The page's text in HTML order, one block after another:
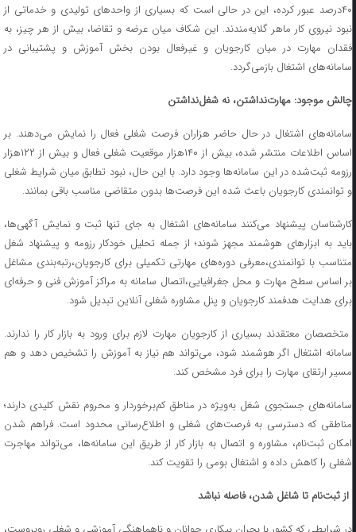
۴۰درصد عبور کرده، این در حالی است که بسیاری از واحدهای تولیدی و خدماتی از
نبود نیروی کار ماهر گلایه‌مندند. این شکاف میان عرضه و تقاضا، بیش از هر چیز، به
فقدان مهارت در میان کارجویان و غیرفعال بودن بخش آموزش و پشتیبانی در
سامانه‌های اشتغال بازمی‌گردد.
چالش موجود: مهارت‌نداشتن، نه شغل‌نداشتن
سامانه‌های اشتغال در حال حاضر هزاران فرصت شغلی فعال را نمایش می‌دهند. بر
اساس اطلاعات منتشر شده، بیش از ۱۴۰هزار موقعیت شغلی فعال و بیش از ۱۲۲هزار
رزومه ثبت‌شده در این سامانه‌ها وجود دارد. با این حال، نبود تطابق میان شرایط شغلی
و توانمندی کارجویان باعث شده این فرصت‌ها بدون متقاضی مناسب باقی بمانند.
کارشناسان پیشنهاد می‌کنند سامانه‌های اشتغال به جای تنها ثبت و نمایش آگهی‌ها،
باید به ابزارهای هوشمند مجهز شوند؛ از جمله تحلیل خودکار رزومه و پیشنهاد شغل
متناسب با توانمندی،معرفی دوره‌های مهارتی تکمیلی برای کارجویان،رتبه‌بندی مشاغل
بر اساس سطح مهارت و محل جغرافیایی،اتصال سامانه به مراکز آموزش فنی و حرفه‌ای
برای هدایت هدفمند کارجویان و پنل مشاوره شغلی آنلاین تبدیل شود.
متخصصان معتقدند بسیاری از کارجویان مهارت لازم برای ورود به بازار کار را ندارند.
سامانه اشتغال اگر هوشمند شود، می‌تواند هم نیاز به آموزش را تشخیص دهد و هم
مسیر ارتقای مهارت را برای فرد مشخص کند.
سامانه‌های جستجوی شغل به‌ویژه در مناطق کم‌برخوردار و محروم نقش کلیدی دارند؛
مناطقی که دسترسی به فرصت‌های شغلی و اطلاع‌رسانی محدود است. فراهم شدن
امکان ثبت‌نام، مشاوره و اتصال به بازار کار از طریق این سامانه‌ها، می‌تواند مهاجرت
شغلی را کاهش داده و اشتغال بومی را تقویت کند.
از ثبت‌نام تا شاغل شدن، فاصله نباشد